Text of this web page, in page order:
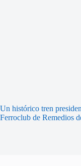
Un histórico tren
Ferroclub de Remedios